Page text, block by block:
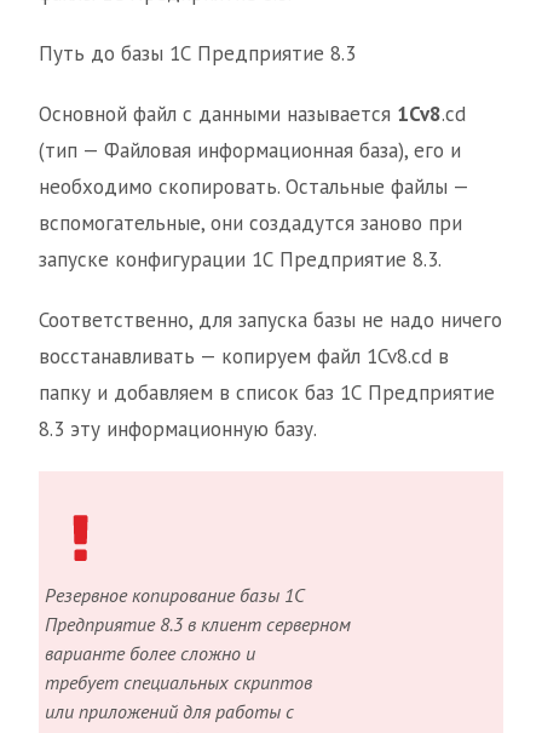
Путь до базы 1С Предприятие 8.3
Основной файл с данными называется 1Cv8.cd
(тип — Файловая информационная база), его и
необходимо скопировать. Остальные файлы —
вспомогательные, они создадутся заново при
запуске конфигурации 1С Предприятие 8.3.
Соответственно, для запуска базы не надо ничего
восстанавливать — копируем файл 1Cv8.cd в
папку и добавляем в список баз 1С Предприятие
8.3 эту информационную базу.
Резервное копирование базы 1С
Предприятие 8.3 в клиент серверном
варианте более сложно и
требует специальных скриптов
или приложений для работы с